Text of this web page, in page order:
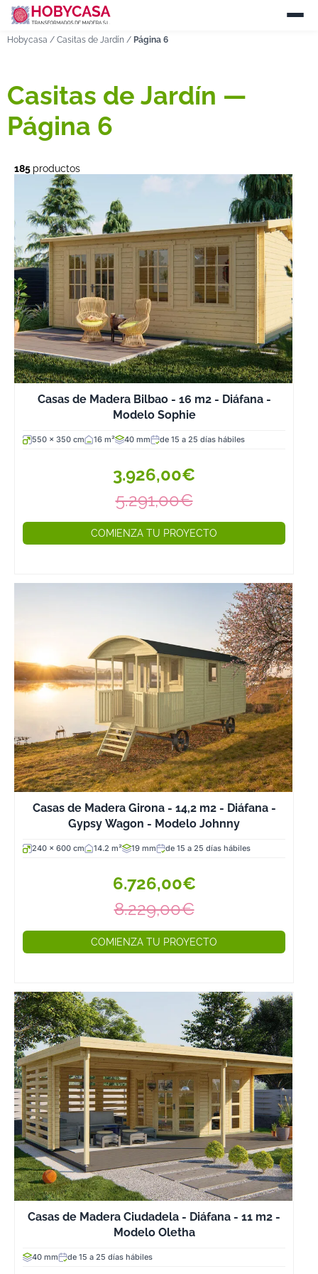
Hobycasa / Casitas de Jardín / Página 6
Casitas de Jardín —
Página 6
185 productos
Casas de Madera Bilbao - 16 m2 - Diáfana -
Modelo Sophie
550 x 350 cm 16 m² 40 mm de 15 a 25 días hábiles
3.926,00€
5.291,00€
COMIENZA TU PROYECTO
Casas de Madera Girona - 14,2 m2 - Diáfana -
Gypsy Wagon - Modelo Johnny
240 x 600 cm 14.2 m² 19 mm de 15 a 25 días hábiles
6.726,00€
8.229,00€
COMIENZA TU PROYECTO
Casas de Madera Ciudadela - Diáfana - 11 m2 -
Modelo Oletha
40 mm de 15 a 25 días hábiles